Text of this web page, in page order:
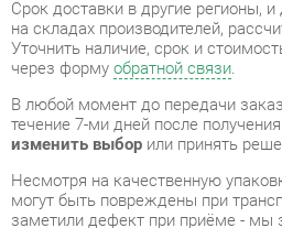
В любой момент до передачи
течение 7-ми дней после получения
изменить выборили принять
Несмотря на качественную
могут быть повреждены при
заметили дефект при приёме - мы
деталь.Повторная доставкатовара
На всю мебель категории Готовые
распространяетсягарантия 1 год, а
года с момента приобретения.